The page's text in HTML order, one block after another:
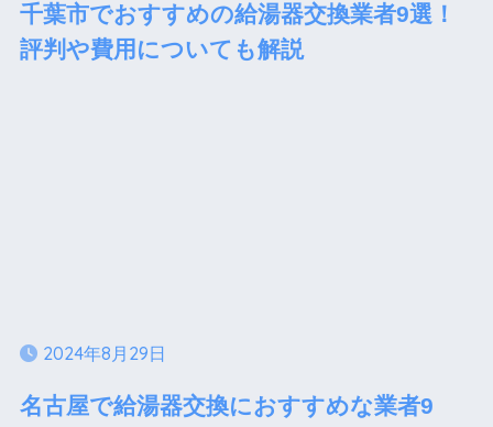
千葉市でおすすめの給湯器交換業者9選！
評判や費用についても解説
2024年8月29日
名古屋で給湯器交換におすすめな業者9